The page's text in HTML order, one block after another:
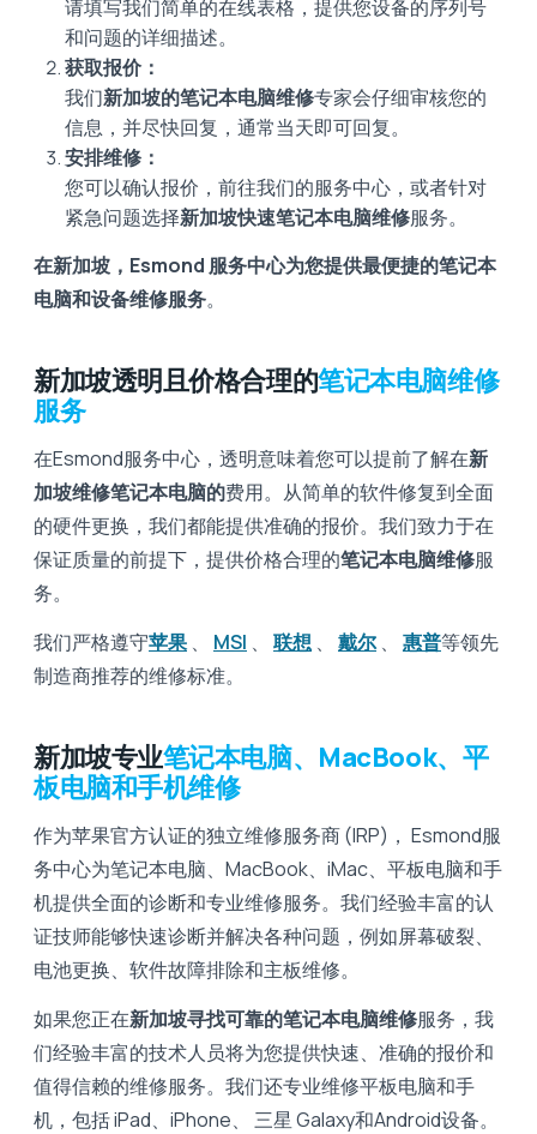
请填写我们简单的在线表格，提供您设备的序列号
和问题的详细描述。
获取报价：
我们新加坡的笔记本电脑维修专家会仔细审核您的
信息，并尽快回复，通常当天即可回复。
安排维修：
您可以确认报价，前往我们的服务中心，或者针对
紧急问题选择新加坡快速笔记本电脑维修服务。
在新加坡，Esmond 服务中心为您提供最便捷的笔记本
电脑和设备维修服务。
新加坡透明且价格合理的笔记本电脑维修
服务
在Esmond服务中心，透明意味着您可以提前了解在新
加坡维修笔记本电脑的费用。从简单的软件修复到全面
的硬件更换，我们都能提供准确的报价。我们致力于在
保证质量的前提下，提供价格合理的笔记本电脑维修服
务。
我们严格遵守苹果 、 MSI 、 联想 、 戴尔、 惠普等领先
制造商推荐的维修标准。
新加坡专业笔记本电脑、MacBook、平
板电脑和手机维修
作为苹果官方认证的独立维修服务商 (IRP)， Esmond服
务中心为笔记本电脑、MacBook、iMac、平板电脑和手
机提供全面的诊断和专业维修服务。我们经验丰富的认
证技师能够快速诊断并解决各种问题，例如屏幕破裂、
电池更换、软件故障排除和主板维修。
如果您正在新加坡寻找可靠的笔记本电脑维修服务，我
们经验丰富的技术人员将为您提供快速、准确的报价和
值得信赖的维修服务。我们还专业维修平板电脑和手
机，包括 iPad、iPhone、 三星 Galaxy和Android设备。